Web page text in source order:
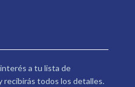
a tu lista de
recibirás todos los detalles.